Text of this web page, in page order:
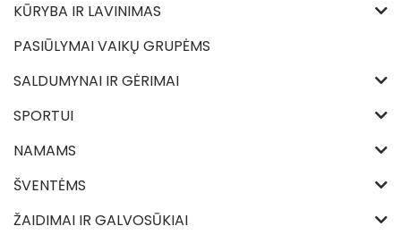
KŪRYBA IR LAVINIMAS
PASIŪLYMAI VAIKŲ GRUPĖMS
SALDUMYNAI IR GĖRIMAI
SPORTUI
NAMAMS
ŠVENTĖMS
ŽAIDIMAI IR GALVOSŪKIAI